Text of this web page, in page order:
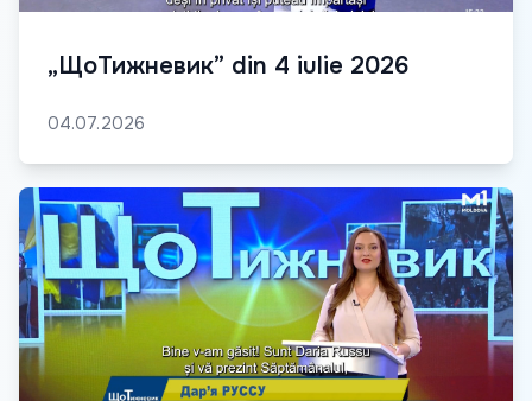
„ЩоТижневик” din 4 iulie 2026
04.07.2026